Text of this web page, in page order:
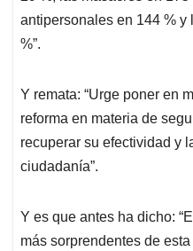
antipersonales en 144 %
%”.
Y remata: “Urge poner en
reforma en materia de
recuperar su efectividad y
ciudadanía”.
Y es que antes ha dicho:
más sorprendentes de